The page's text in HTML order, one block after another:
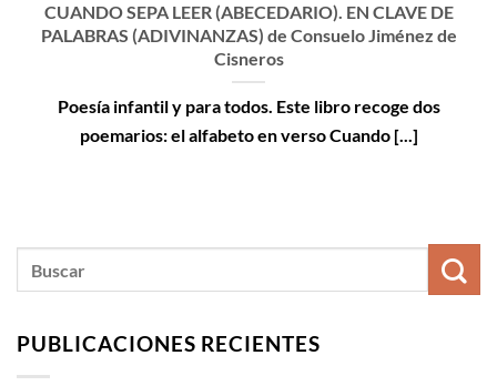
CUANDO SEPA LEER (ABECEDARIO). EN CLAVE DE
PALABRAS (ADIVINANZAS) de Consuelo Jiménez de
Cisneros
Poesía infantil y para todos. Este libro recoge dos
poemarios: el alfabeto en verso Cuando [...]
PUBLICACIONES RECIENTES